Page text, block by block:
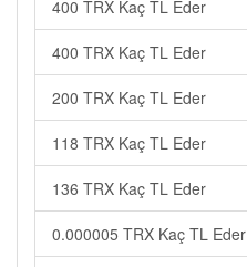
400 TRX Kaç TL Eder
400 TRX Kaç TL Eder
200 TRX Kaç TL Eder
118 TRX Kaç TL Eder
136 TRX Kaç TL Eder
0.000005 TRX Kaç TL Eder